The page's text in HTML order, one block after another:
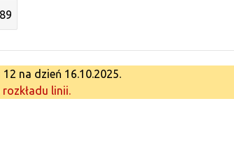
na dzień 16.10.2025.
linii.